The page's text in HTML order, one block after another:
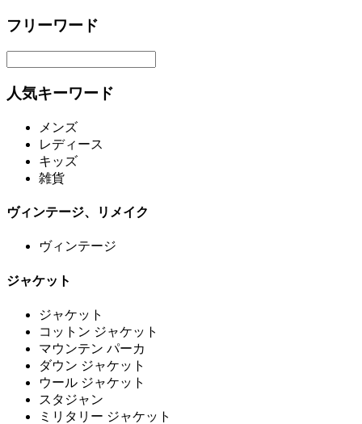
フリーワード
人気キーワード
メンズ
レディース
キッズ
雑貨
ヴィンテージ、リメイク
ヴィンテージ
ジャケット
ジャケット
コットン ジャケット
マウンテン パーカ
ダウン ジャケット
ウール ジャケット
スタジャン
ミリタリー ジャケット